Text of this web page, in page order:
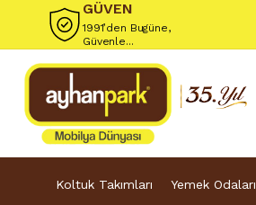
GÜVEN
1991’den Bugüne,
Güvenle...
Koltuk Takımları Yemek Odaları